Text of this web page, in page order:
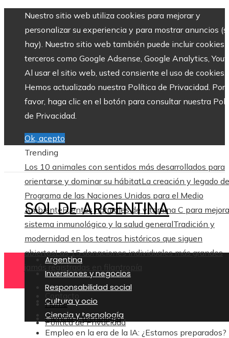
Nuestro sitio web utiliza cookies para mejorar y
personalizar su experiencia y para mostrar anuncios
hay). Nuestro sitio web también puede incluir cookies
terceros como Google Adsense, Google Analytics,
Al usar el sitio web, usted consiente el uso de cookies.
Hemos actualizado nuestra Política de Privacidad. Por
favor, haga clic en el botón para consultar nuestra
de Privacidad.
Ok, acepto
Trending
Los 10 animales con sentidos más desarrollados para
orientarse y dominar su hábitatLa creación y legado
Programa de las Naciones Unidas para el Medio
AmbienteFuentes naturales de vitamina C para
sistema inmunológico y la salud generalTradición y
modernidad en los teatros históricos que siguen
abiertosLas 15 donaciones individuales más grandes
jamás registradas en filantropía
Contacto
Política de Privacidad
SOL DE ARGENTINA
Argentina
Inversiones y negocios
Responsabilidad social
Cultura y ocio
Ciencia y tecnología
Home
Ciencia y tecnología
Empleo en la era de la IA: ¿Estamos preparados?